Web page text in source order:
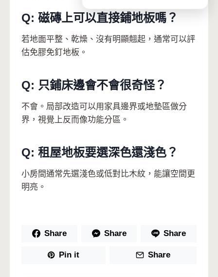
Q: 磁磚上可以直接鋪地板嗎？
若地面平整、乾燥、沒有明顯翹起，通常可以評
估免膠免釘地板。
Q: 只鋪床邊會不會很奇怪？
不會。局部改造可以用家具邊界或地墊區做分
界，視覺上反而像功能分區。
Q: 租屋地板要選深色還淺色？
小房間通常先選淺色或低對比木紋，能讓空間更
明亮。
Share Share Share
Pin it Share